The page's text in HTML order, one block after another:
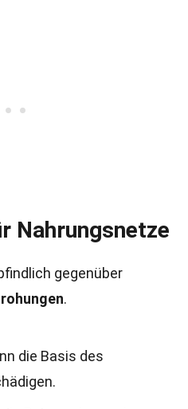
Nahrungsnetze
gegenüber
.
die Basis des